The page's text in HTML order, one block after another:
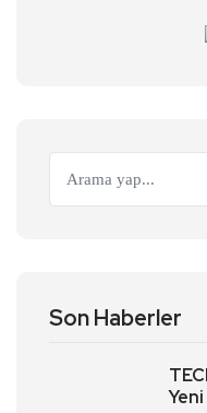
Son Haberler